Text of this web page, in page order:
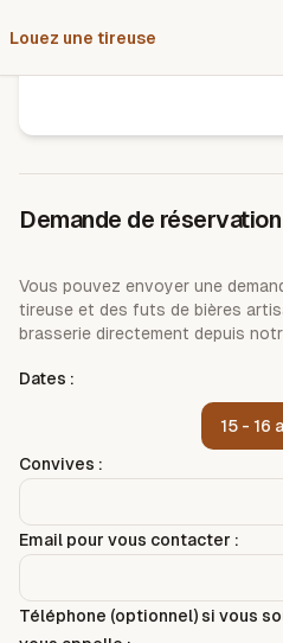
Louez une tireuse
Domaine
Demande de réservation
Vous pouvez envoyer une
tireuse et des futs de bières
brasserie directement depuis
Dates :
15 - 16
Convives :
Email pour vous contacter :
Téléphone (optionnel) si vous